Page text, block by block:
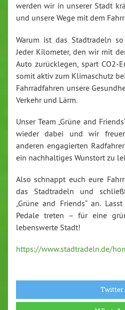
werden wir in unserer Stadt
und unsere Wege mit dem
Warum ist das Stadtradeln
Jeder Kilometer, den wir mit
Auto zurücklegen, spart CO2-
somit aktiv zum Klimaschutz
Fahrradfahren unsere
Verkehr und Lärm.
Unser Team „Grüne and
wieder dabei und wir
anderen engagierten
ein nachhaltiges Wunstort zu
Also schnappt euch eure
das Stadtradeln und
„Grüne and Friends“ an.
Pedale treten – für eine
lebenswerte Stadt!
https://www.stadtradeln.de/
Twitter